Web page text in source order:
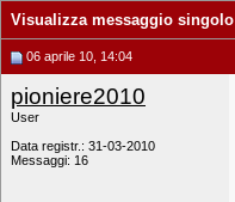
Visualizza messaggio singolo
06 aprile 10, 14:04
pioniere2010
User
Data registr.: 31-03-2010
Messaggi: 16